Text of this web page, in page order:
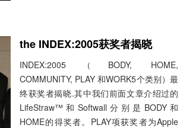
the INDEX:2005获奖者揭晓
INDEX:2005（BODY, HOME,
COMMUNITY, PLAY 和WORK5个类别）最
终获奖者揭晓.其中我们前面文章介绍过的
LifeStraw™和Softwall分别是BODY和
HOME的得奖者。PLAY项获奖者为Apple